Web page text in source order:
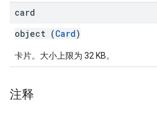
card
object (Card)
卡片。大小上限为 32 KB。
注释